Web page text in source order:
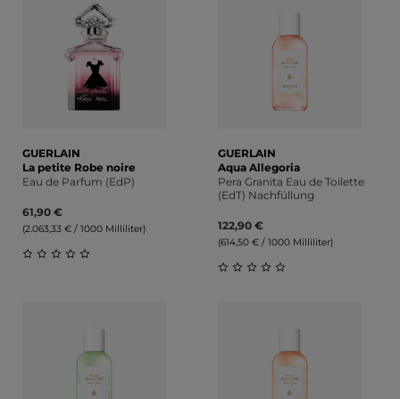
GUERLAIN
La petite Robe noire
Eau de Parfum (EdP)
61,90 €
(2.063,33 € / 1000 Milliliter)
GUERLAIN
Aqua Allegoria
Pera Granita Eau de Toilette
(EdT) Nachfüllung
122,90 €
(614,50 € / 1000 Milliliter)